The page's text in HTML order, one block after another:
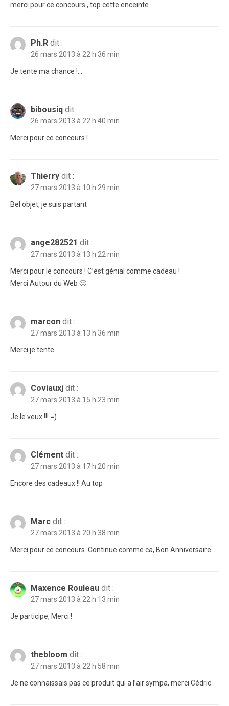
merci pour ce concours , top cette enceinte
Ph.R dit :
26 mars 2013 à 22 h 36 min
Je tente ma chance !…
bibousiq dit :
26 mars 2013 à 22 h 40 min
Merci pour ce concours !
Thierry dit :
27 mars 2013 à 10 h 29 min
Bel objet, je suis partant
ange282521 dit :
27 mars 2013 à 13 h 22 min
Merci pour le concours ! C’est génial comme cadeau !
Merci Autour du Web 🙂
marcon dit :
27 mars 2013 à 13 h 36 min
Merci je tente
Coviauxj dit :
27 mars 2013 à 15 h 23 min
Je le veux !!! =)
Clément dit :
27 mars 2013 à 17 h 20 min
Encore des cadeaux !! Au top
Marc dit :
27 mars 2013 à 20 h 38 min
Merci pour ce concours. Continue comme ca, Bon Anniversaire
Maxence Rouleau dit :
27 mars 2013 à 22 h 13 min
Je participe, Merci !
thebloom dit :
27 mars 2013 à 22 h 58 min
Je ne connaissais pas ce produit qui a l’air sympa, merci Cédric